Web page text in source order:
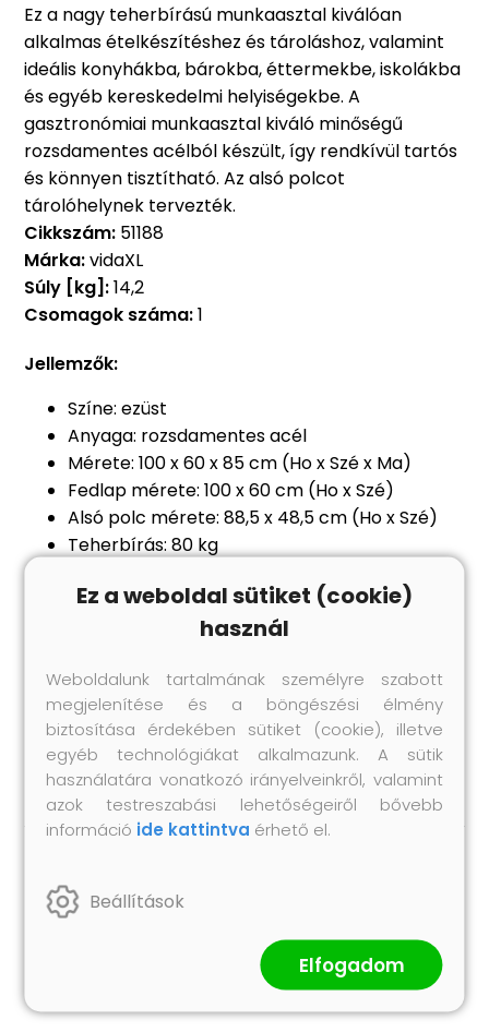
Ez a nagy teherbírású munkaasztal kiválóan
alkalmas ételkészítéshez és tároláshoz, valamint
ideális konyhákba, bárokba, éttermekbe, iskolákba
és egyéb kereskedelmi helyiségekbe. A
gasztronómiai munkaasztal kiváló minőségű
rozsdamentes acélból készült, így rendkívül tartós
és könnyen tisztítható. Az alsó polcot
tárolóhelynek tervezték.
Cikkszám: 51188
Márka:vidaXL
Súly [kg]:14,2
Csomagok száma:1
Jellemzők:
Színe: ezüst
Anyaga: rozsdamentes acél
Mérete: 100 x 60 x 85 cm (Ho x Szé x Ma)
Fedlap mérete: 100 x 60 cm (Ho x Szé)
Alsó polc mérete: 88,5 x 48,5 cm (Ho x Szé)
Teherbírás: 80 kg
Állítható lábak
Ideális konyhákba, éttermekbe, iskolákba
Legal Documents:
Itttovábbi részleteket találhat arról; hogyan
akadályozza meg a bútorok felborulását
Hasonló termékek
Ez a weboldal sütiket (cookie)
használ
Weboldalunk tartalmának személyre szabott
megjelenítése és a böngészési élmény
biztosítása érdekében sütiket (cookie), illetve
egyéb technológiákat alkalmazunk. A sütik
használatára vonatkozó irányelveinkről, valamint
azok testreszabási lehetőségeiről bővebb
információ ide kattintva érhető el.
Beállítások
Elfogadom